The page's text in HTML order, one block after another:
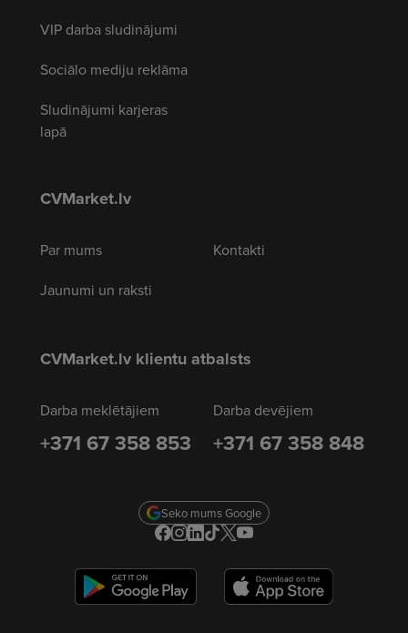
VIP darba sludinājumi
Sociālo mediju reklāma
Sludinājumi karjeras
lapā
CVMarket.lv
Par mums
Jaunumi un raksti
Kontakti
CVMarket.lv klientu atbalsts
Darba meklētājiem
+371 67 358 853
Darba devējiem
+371 67 358 848
Seko mums Google